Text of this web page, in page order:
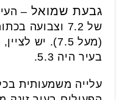
גבעת שמואל –
של 7.2
(מעל 7.5). יש
בעיר היה 5.3.
עלייה משמעותית